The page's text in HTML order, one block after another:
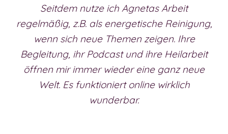
Seitdem nutze ich Agnetas Arbeit
regelmäßig, z.B. als energetische Reinigung,
wenn sich neue Themen zeigen. Ihre
Begleitung, ihr Podcast und ihre Heilarbeit
öffnen mir immer wieder eine ganz neue
Welt. Es funktioniert online wirklich
wunderbar.